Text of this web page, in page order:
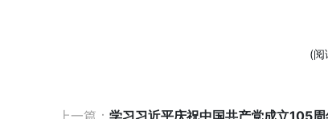
(阅
上一篇： 学习习近平庆祝中国共产党成立105周